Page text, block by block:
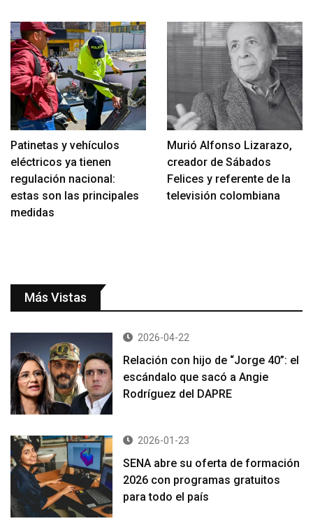
Patinetas y vehículos
eléctricos ya tienen
regulación nacional:
estas son las principales
medidas
Murió Alfonso Lizarazo,
creador de Sábados
Felices y referente de la
televisión colombiana
Más Vistas
2026-04-22
Relación con hijo de “Jorge 40”: el
escándalo que sacó a Angie
Rodríguez del DAPRE
2026-01-23
SENA abre su oferta de formación
2026 con programas gratuitos
para todo el país